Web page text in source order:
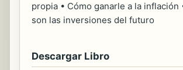
propia • Cómo ganarle a la inflación
son las inversiones del futuro
Descargar Libro